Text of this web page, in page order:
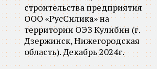
строительства предприятия
ООО «РусСилика» на
территории ОЭЗ Кулибин (г.
Дзержинск, Нижегородская
область). Декабрь 2024г.